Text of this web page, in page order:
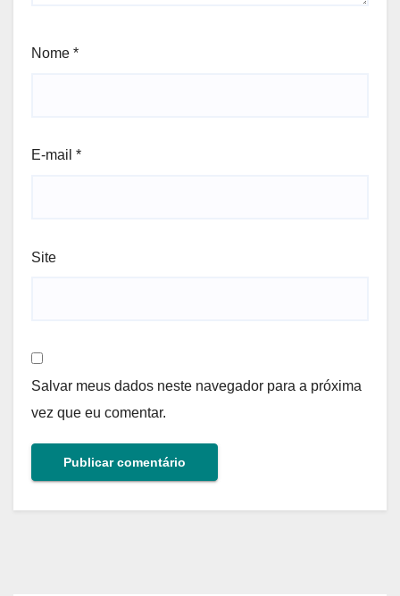
Nome *
E-mail *
Site
Salvar meus dados neste navegador para a próxima
vez que eu comentar.